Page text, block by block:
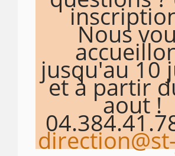
Nous
jusqu'au 10
et à partir
aout !